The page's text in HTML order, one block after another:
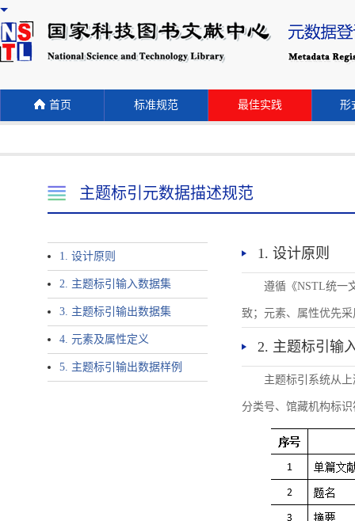
首页 标准规范 最佳实践 形
主题标引元数据描述规范
1. 设计原则
2. 主题标引输入数据集
3. 主题标引输出数据集
4. 元素及属性定义
5. 主题标引输出数据样例
1. 设计原则
遵循《NSTL统一
致；元素、属性优先
2. 主题标引输
主题标引系统从
分类号、馆藏机构标